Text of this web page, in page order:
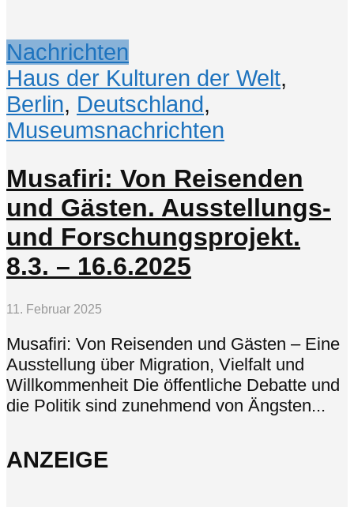
Nachrichten
Haus der Kulturen der Welt,
Berlin, Deutschland,
Museumsnachrichten
Musafiri: Von Reisenden
und Gästen. Ausstellungs-
und Forschungsprojekt.
8.3. – 16.6.2025
11. Februar 2025
Musafiri: Von Reisenden und Gästen – Eine
Ausstellung über Migration, Vielfalt und
Willkommenheit Die öffentliche Debatte und
die Politik sind zunehmend von Ängsten...
ANZEIGE